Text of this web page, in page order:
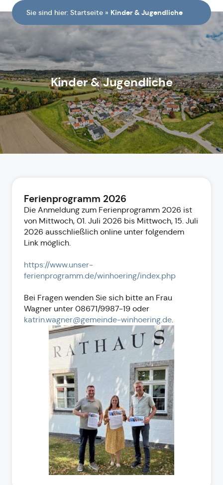
Sie sind hier: Startseite » Kinder & Jugendliche
Kinder & Jugendliche
Ferienprogramm 2026
Die Anmeldung zum Ferienprogramm 2026 ist
von Mittwoch, 01. Juli 2026 bis Mittwoch, 15. Juli
2026 ausschließlich online unter folgendem
Link möglich.
https://www.unser-
ferienprogramm.de/winhoering/index.php
Bei Fragen wenden Sie sich bitte an Frau
Wagner unter 08671/9987-19 oder
katrin.wagner@gemeinde-winhoering.de